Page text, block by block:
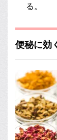
る。
便秘に効